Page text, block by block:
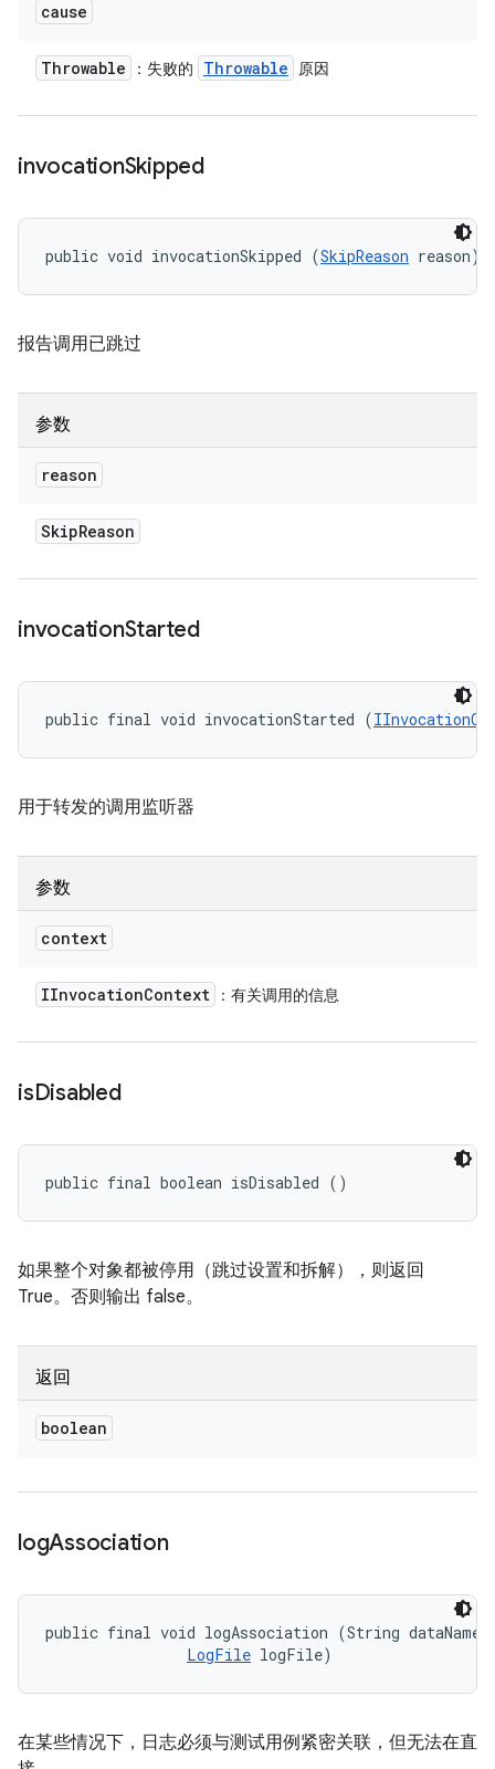
cause
Throwable ：失败的 Throwable 原因
invocationSkipped
public void invocationSkipped (SkipReason reason)
报告调用已跳过
参数
reason
SkipReason
invocationStarted
public final void invocationStarted (
用于转发的调用监听器
参数
context
IInvocationContext ：有关调用的信息
isDisabled
public final boolean isDisabled ()
如果整个对象都被停用（跳过设置和拆解），则返回
True。否则输出 false。
返回
boolean
logAssociation
public final void logAssociation (String
LogFile logFile)
在某些情况下，日志必须与测试用例紧密关联，但无法在直